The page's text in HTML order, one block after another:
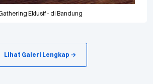
Eklusif - di Bandung
Lihat Galeri Lengkap →